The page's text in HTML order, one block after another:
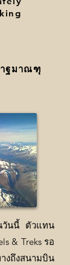
าฐมาณฑุ
นวันนี้ ตัวแทน
& Treksรอ
งถึงสนามบิน